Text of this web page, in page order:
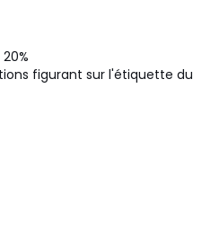
figurant sur l'étiquette du